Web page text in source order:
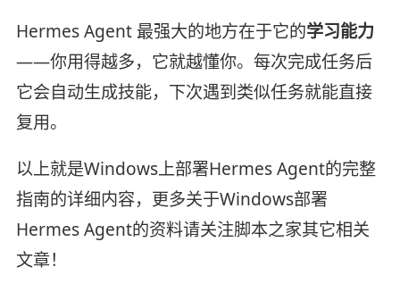
Hermes Agent 最强大的地方在于它的学习能力
——你用得越多，它就越懂你。每次完成任务后
它会自动生成技能，下次遇到类似任务就能直接
复用。
以上就是Windows上部署Hermes Agent的完整
指南的详细内容，更多关于Windows部署
Hermes Agent的资料请关注脚本之家其它相关
文章！